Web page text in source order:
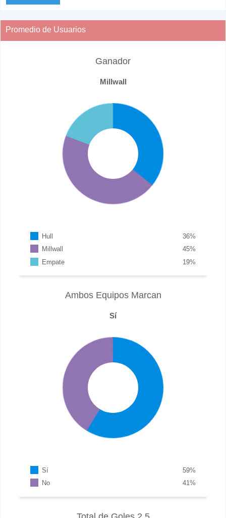
Promedio de Usuarios
Ganador
Millwall
Hull %
36
Millwall
%
45
Empate
%
19
Ambos Equipos Marcan
Sí
Sí %
59
No
%
41